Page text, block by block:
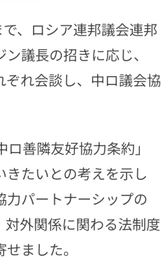
、ロシア連邦議会連邦
議長の招きに応じ、
れ会談し、中ロ議会協
善隣友好協力条約」
たいとの考えを示し
パートナーシップの
外関係に関わる法制度
ました。